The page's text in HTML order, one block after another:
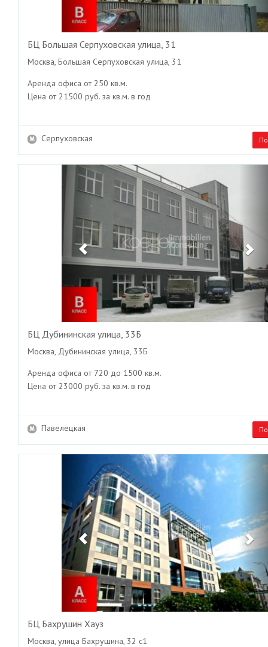
БЦ Большая Серпуховская улица, 31
Москва, Большая Серпуховская улица, 31
Аренда офиса от 250 кв.м.
Цена от 21500 руб. за кв.м. в год
Серпуховская
Previous
БЦ Дубининская улица, 33Б
Москва, Дубининская улица, 33Б
Аренда офиса от 720 до 1500 кв.м.
Цена от 23000 руб. за кв.м. в год
Павелецкая
Previous
БЦ Бахрушин Хауз
Москва, улица Бахрушина, 32 с1